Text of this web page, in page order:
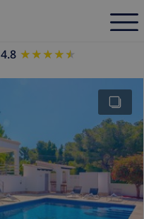
4.8 ★★★★★
★★★★★